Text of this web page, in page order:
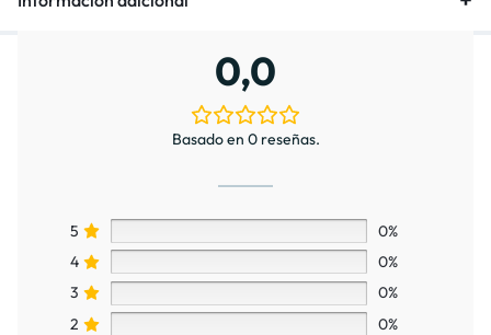
0,0
Basado en 0 reseñas.
5
0%
4
0%
3
0%
2
0%